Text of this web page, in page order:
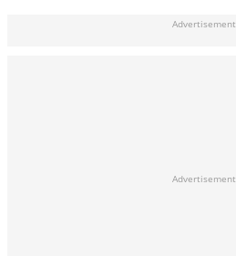
Advertisement
Advertisement